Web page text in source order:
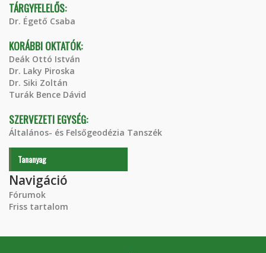
TÁRGYFELELŐS:
Dr. Égető Csaba
KORÁBBI OKTATÓK:
Deák Ottó István
Dr. Laky Piroska
Dr. Siki Zoltán
Turák Bence Dávid
SZERVEZETI EGYSÉG:
Általános- és Felsőgeodézia Tanszék
Tananyag
Navigáció
Fórumok
Friss tartalom